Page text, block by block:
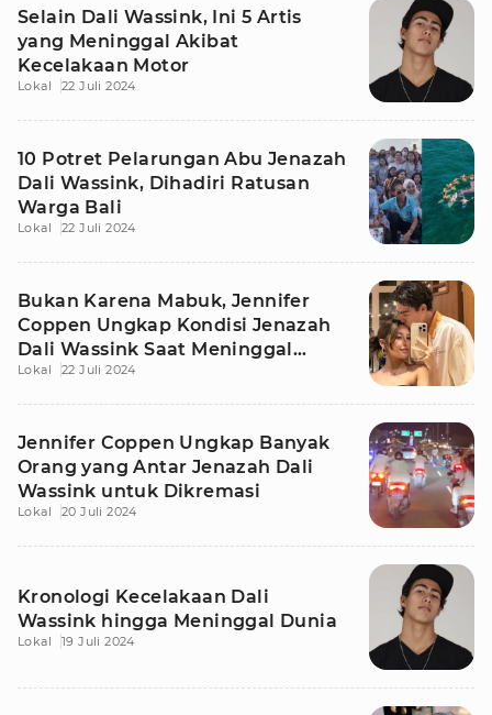
Selain Dali Wassink, Ini 5 Artis
yang Meninggal Akibat
Kecelakaan Motor
Lokal 22 Juli 2024
10 Potret Pelarungan Abu Jenazah
Dali Wassink, Dihadiri Ratusan
Warga Bali
Lokal 22 Juli 2024
Bukan Karena Mabuk, Jennifer
Coppen Ungkap Kondisi Jenazah
Dali Wassink Saat Meninggal
Dunia
Lokal 22 Juli 2024
Jennifer Coppen Ungkap Banyak
Orang yang Antar Jenazah Dali
Wassink untuk Dikremasi
Lokal 20 Juli 2024
Kronologi Kecelakaan Dali
Wassink hingga Meninggal Dunia
Lokal 19 Juli 2024